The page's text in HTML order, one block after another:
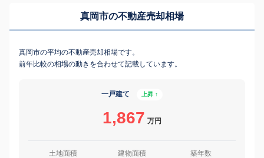
真岡市の不動産売却相場
真岡市の平均の不動産売却相場です。
前年比較の相場の動きを合わせて記載しています。
一戸建て 上昇 ↑
1,867 万円
土地面積 建物面積 築年数